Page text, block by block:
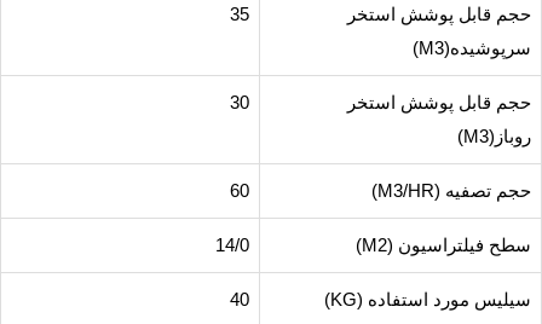
حجم قابل پوشش استخر
سرپوشیده(M3)
35
حجم قابل پوشش استخر
روباز(M3)
30
حجم تصفیه (M3/HR) 60
سطح فیلتراسیون (M2) 14/0
سیلیس مورد استفاده (KG) 40